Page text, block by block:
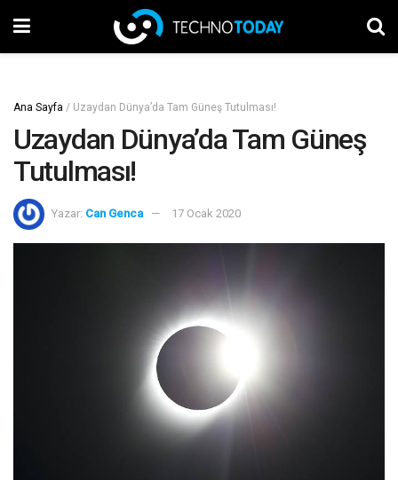
Ana Sayfa / Uzaydan Dünya’da Tam Güneş Tutulması!
Uzaydan Dünya’da Tam Güneş
Tutulması!
Yazar: Can Genca 17 Ocak 2020